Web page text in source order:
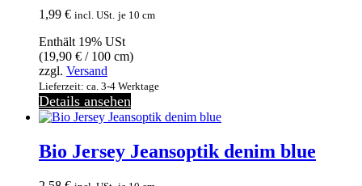
1,99 € incl. USt. je 10 cm
Enthält 19% USt
(19,90 € / 100 cm)
zzgl. Versand
Lieferzeit: ca. 3-4 Werktage
Details ansehen
Bio Jersey Jeansoptik denim blue